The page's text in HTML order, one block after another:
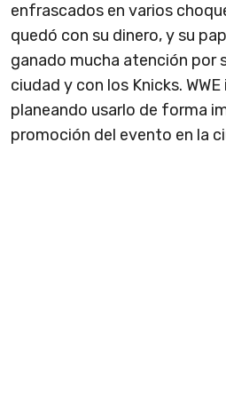
enfrascados en varios
quedó con su dinero, y su
ganado mucha atención por
ciudad y con los Knicks.
planeando usarlo de forma
promoción del evento en la